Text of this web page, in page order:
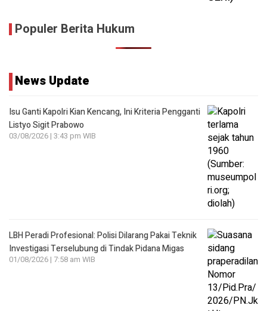
Populer Berita Hukum
News Update
Isu Ganti Kapolri Kian Kencang, Ini Kriteria Pengganti
Listyo Sigit Prabowo
03/08/2026 | 3:43 pm WIB
LBH Peradi Profesional: Polisi Dilarang Pakai Teknik
Investigasi Terselubung di Tindak Pidana Migas
01/08/2026 | 7:58 am WIB